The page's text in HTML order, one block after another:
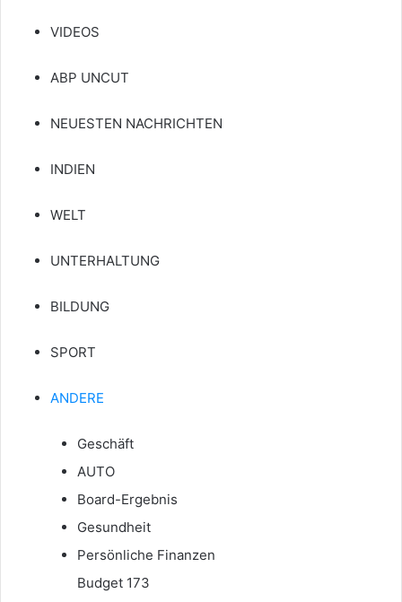
VIDEOS
ABP UNCUT
NEUESTEN NACHRICHTEN
INDIEN
WELT
UNTERHALTUNG
BILDUNG
SPORT
ANDERE
Geschäft
AUTO
Board-Ergebnis
Gesundheit
Persönliche Finanzen
Budget 173